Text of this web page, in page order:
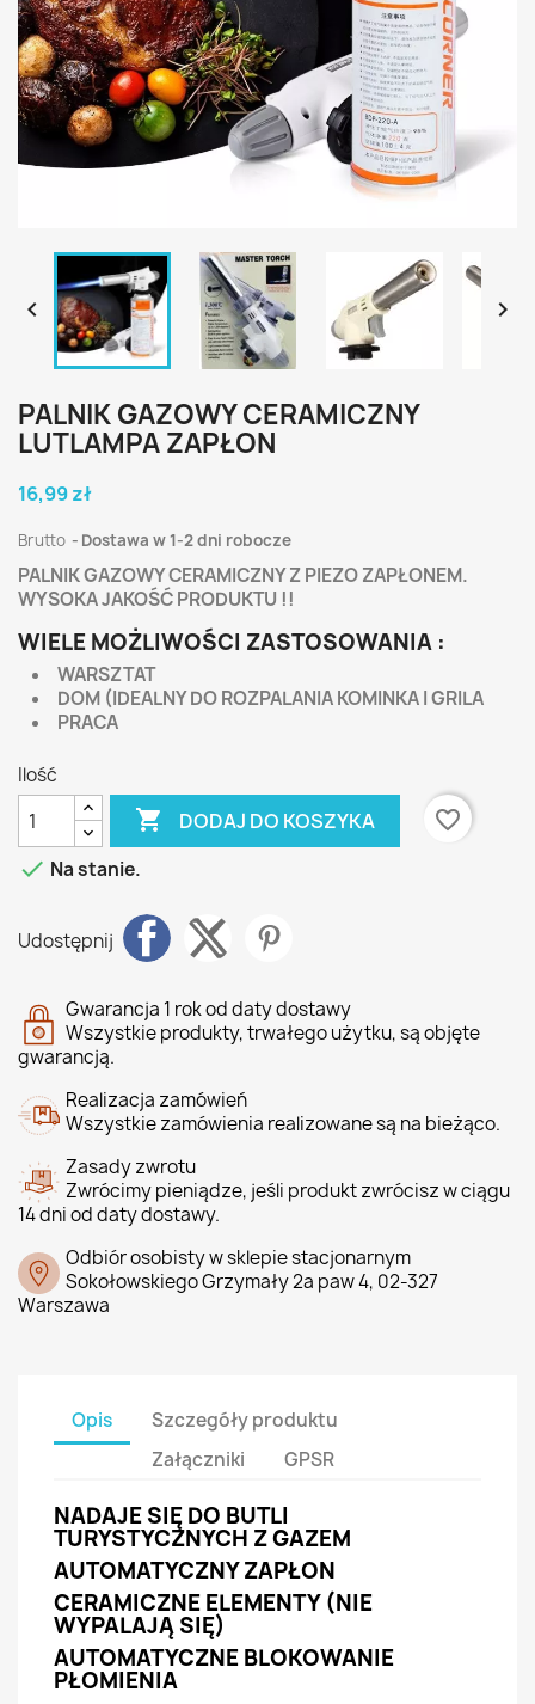
 
PALNIK GAZOWY CERAMICZNY
LUTLAMPA ZAPŁON
16,99 zł
Brutto Dostawa w 1-2 dni robocze
PALNIK GAZOWY CERAMICZNY Z PIEZO ZAPŁONEM.
WYSOKA JAKOŚĆ PRODUKTU !!
WIELE MOŻLIWOŚCI ZASTOSOWANIA :
WARSZTAT
DOM (IDEALNY DO ROZPALANIA KOMINKA I GRILA
PRACA
Ilość
 DODAJ DO KOSZYKA
favorite_border
 Na stanie.
Udostępnij
Gwarancja 1 rok od daty dostawy
Wszystkie produkty, trwałego użytku, są objęte
gwarancją.
Realizacja zamówień
Wszystkie zamówienia realizowane są na bieżąco.
Zasady zwrotu
Zwrócimy pieniądze, jeśli produkt zwrócisz w ciągu
14 dni od daty dostawy.
Odbiór osobisty w sklepie stacjonarnym
Sokołowskiego Grzymały 2a paw 4, 02-327
Warszawa
Opis
Szczegóły produktu
Załączniki
GPSR
NADAJE SIĘ DO BUTLI
TURYSTYCZNYCH Z GAZEM
AUTOMATYCZNY ZAPŁON
CERAMICZNE ELEMENTY (NIE
WYPALAJĄ SIĘ)
AUTOMATYCZNE BLOKOWANIE
PŁOMIENIA